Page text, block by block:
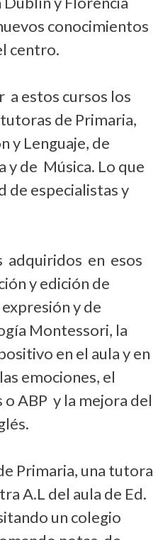
conocimientos
centro.
estos cursos los
de Primaria,
y Lenguaje, de
y de Música. Lo que
de especialistas y
en esos
y edición de
y de
Montessori, la
en el aula y en
emociones, el
ABP y la mejora del
Primaria, una tutora
A.L del aula de Ed.
un colegio